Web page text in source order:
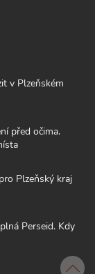
v Plzeňském
před očima.
Plzeňský kraj
Perseid. Kdy